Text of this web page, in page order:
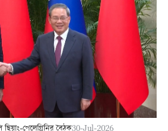
30-Jul-2026